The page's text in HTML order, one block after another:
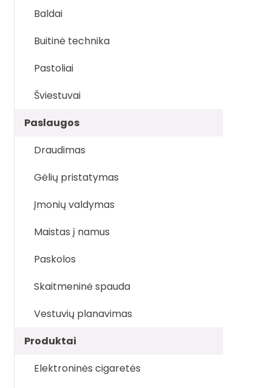
Baldai
Buitinė technika
Pastoliai
Šviestuvai
Paslaugos
Draudimas
Gėlių pristatymas
Įmonių valdymas
Maistas į namus
Paskolos
Skaitmeninė spauda
Vestuvių planavimas
Produktai
Elektroninės cigaretės